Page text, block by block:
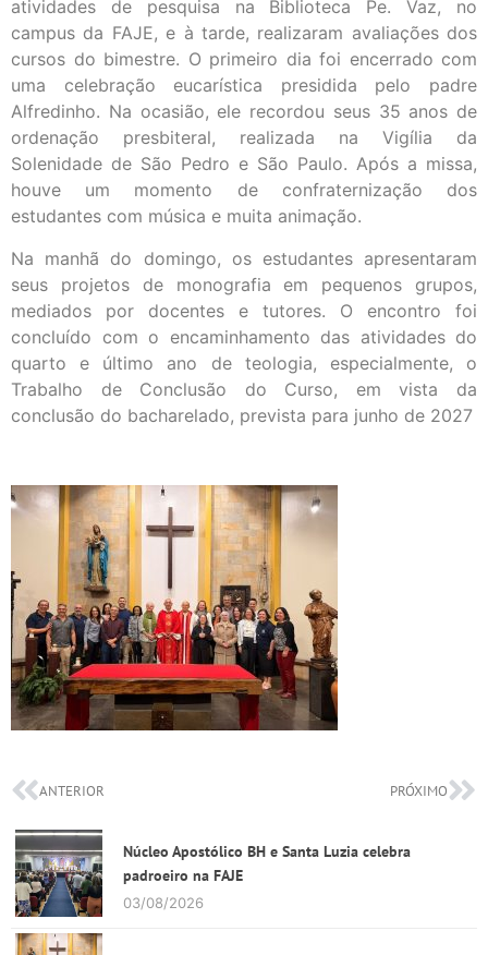
atividades de pesquisa na Biblioteca Pe. Vaz, no
campus da FAJE, e à tarde, realizaram avaliações dos
cursos do bimestre. O primeiro dia foi encerrado com
uma celebração eucarística presidida pelo padre
Alfredinho. Na ocasião, ele recordou seus 35 anos de
ordenação presbiteral, realizada na Vigília da
Solenidade de São Pedro e São Paulo. Após a missa,
houve um momento de confraternização dos
estudantes com música e muita animação.
Na manhã do domingo, os estudantes apresentaram
seus projetos de monografia em pequenos grupos,
mediados por docentes e tutores. O encontro foi
concluído com o encaminhamento das atividades do
quarto e último ano de teologia, especialmente, o
Trabalho de Conclusão do Curso, em vista da
conclusão do bacharelado, prevista para junho de 2027
ANTERIOR PRÓXIMO
Núcleo Apostólico BH e Santa Luzia celebra
padroeiro na FAJE
03/08/2026